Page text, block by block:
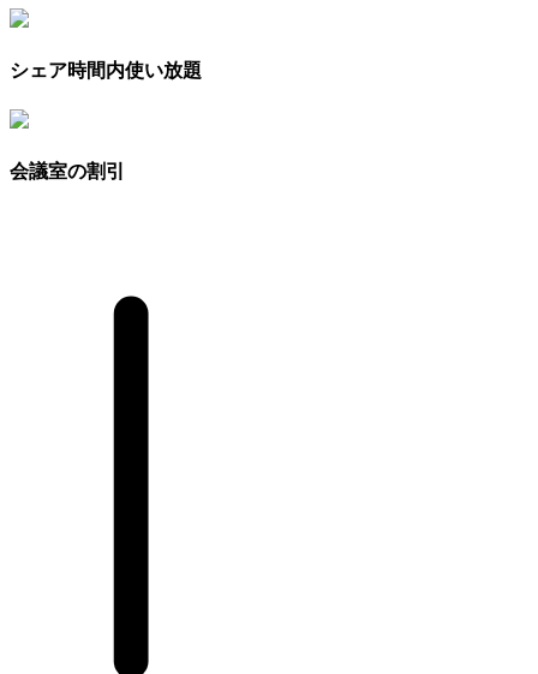
シェア時間内使い放題
会議室の割引